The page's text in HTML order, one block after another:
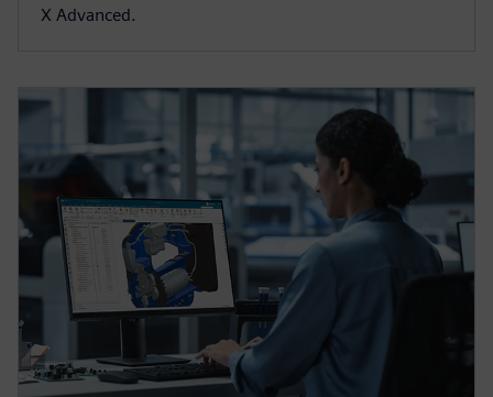
X Advanced.